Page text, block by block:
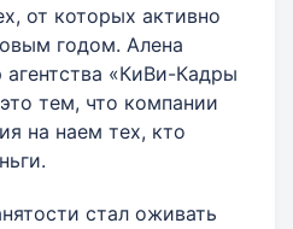
от которых активно
годом. Алена
«КиВи-Кадры
тем, что компании
на наем тех, кто
стал оживать